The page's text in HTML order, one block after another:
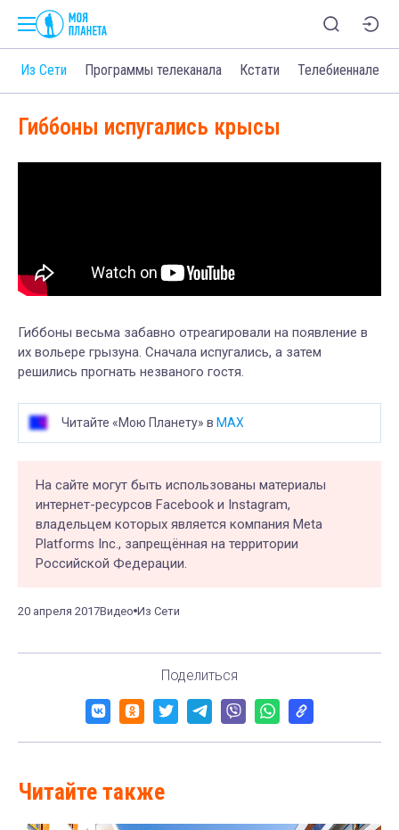
Из Сети Программы телеканала Кстати Телебиеннале
Гиббоны испугались крысы
Гиббоны весьма забавно отреагировали на появление в
их вольере грызуна. Сначала испугались, а затем
решились прогнать незваного гостя.
Читайте «Мою Планету» в MAX
На сайте могут быть использованы материалы
интернет-ресурсов Facebook и Instagram,
владельцем которых является компания Meta
Platforms Inc., запрещённая на территории
Российской Федерации.
20 апреля 2017Видео Из Сети
Поделиться
Читайте также